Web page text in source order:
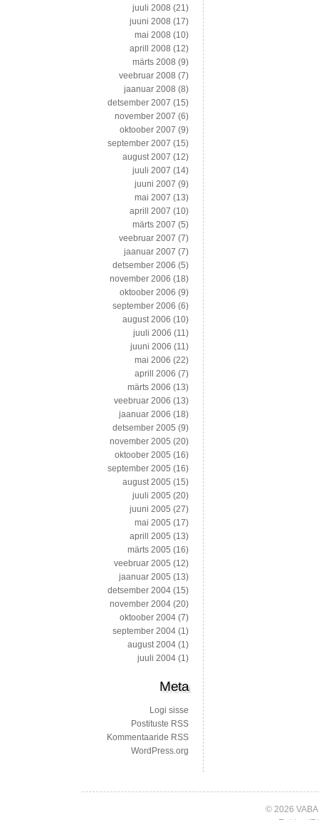
juuli 2008 (21)
juuni 2008 (17)
mai 2008 (10)
aprill 2008 (12)
märts 2008 (9)
veebruar 2008 (7)
jaanuar 2008 (8)
detsember 2007 (15)
november 2007 (6)
oktoober 2007 (9)
september 2007 (15)
august 2007 (12)
juuli 2007 (14)
juuni 2007 (9)
mai 2007 (13)
aprill 2007 (10)
märts 2007 (5)
veebruar 2007 (7)
jaanuar 2007 (7)
detsember 2006 (5)
november 2006 (18)
oktoober 2006 (9)
september 2006 (6)
august 2006 (10)
juuli 2006 (11)
juuni 2006 (11)
mai 2006 (22)
aprill 2006 (7)
märts 2006 (13)
veebruar 2006 (13)
jaanuar 2006 (18)
detsember 2005 (9)
november 2005 (20)
oktoober 2005 (16)
september 2005 (16)
august 2005 (15)
juuli 2005 (20)
juuni 2005 (27)
mai 2005 (17)
aprill 2005 (13)
märts 2005 (16)
veebruar 2005 (12)
jaanuar 2005 (13)
detsember 2004 (15)
november 2004 (20)
oktoober 2004 (7)
september 2004 (1)
august 2004 (1)
juuli 2004 (1)
Meta
Logi sisse
Postituste RSS
Kommentaaride RSS
WordPress.org
© 2026